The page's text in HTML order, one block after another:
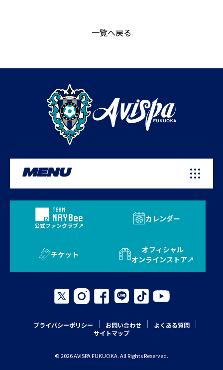
一覧へ戻る
MENU
公式ファンクラブ
カレンダー
チケット
オフィシャル
オンラインストア
プライバシーポリシー お問い合わせ
よくある質問
サイトマップ
© 2026 AVISPA FUKUOKA. All Rights Reserved.